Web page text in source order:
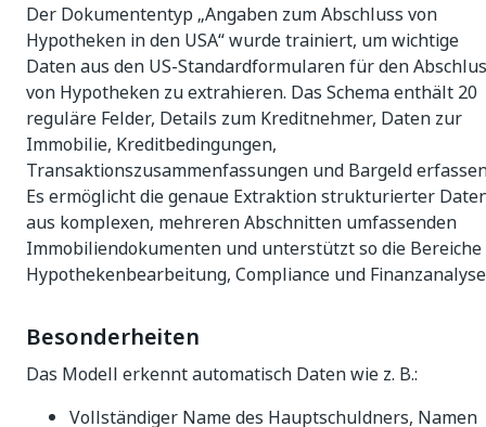
Der Dokumententyp „Angaben zum Abschluss von
Hypotheken in den USA“ wurde trainiert, um wichtige
Daten aus den US-Standardformularen für den
von Hypotheken zu extrahieren. Das Schema enthält 20
reguläre Felder, Details zum Kreditnehmer, Daten zur
Immobilie, Kreditbedingungen,
Transaktionszusammenfassungen und Bargeld
Es ermöglicht die genaue Extraktion strukturierter
aus komplexen, mehreren Abschnitten umfassenden
Immobiliendokumenten und unterstützt so die Bereiche
Hypothekenbearbeitung, Compliance und
Besonderheiten
Das Modell erkennt automatisch Daten wie z. B.:
Vollständiger Name des Hauptschuldners, Namen